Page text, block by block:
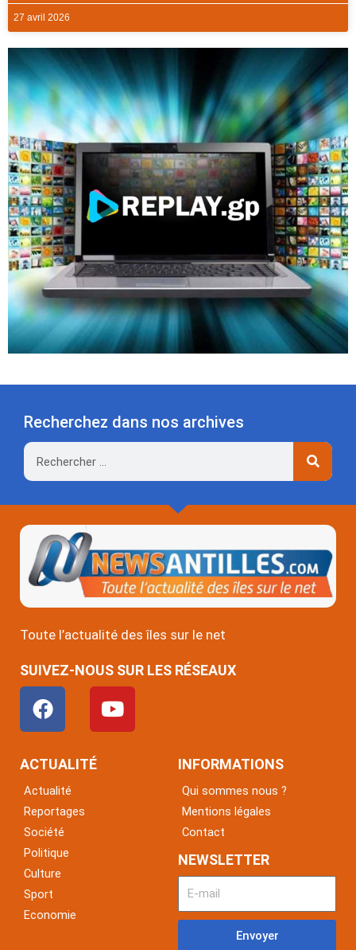
27 avril 2026
Recherchez dans nos archives
Rechercher
Toute l’actualité des îles sur le net
SUIVEZ-NOUS SUR LES RÉSEAUX
F
a
c
e
o
o
k
Y
o
u
ACTUALITÉ
Actualité
Reportages
Société
Politique
Culture
Sport
Economie
INFORMATIONS
Qui sommes nous ?
Mentions légales
Contact
NEWSLETTER
Envoyer